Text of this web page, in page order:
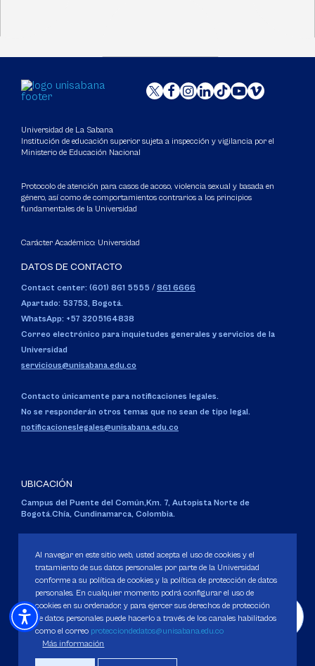
Universidad de La Sabana
Institución de educación superior sujeta a inspección y vigilancia por el
Ministerio de Educación Nacional
Protocolo de atención para casos de acoso, violencia sexual y basada en
género, así como de comportamientos contrarios a los principios
fundamentales de la Universidad
Carácter Académico: Universidad
DATOS DE CONTACTO
Contact center: (601) 861 5555 / 861 6666
Apartado: 53753, Bogotá.
WhatsApp: +57 3205164838
Correo electrónico para inquietudes generales y servicios de la
Universidad
servicious@unisabana.edu.co
Contacto únicamente para notificaciones legales.
No se responderán otros temas que no sean de tipo legal.
notificacioneslegales@unisabana.edu.co
UBICACIÓN
Campus del Puente del Común,Km. 7, Autopista Norte de
Bogotá.Chía, Cundinamarca, Colombia.
Personería Jurídica:Resolución 130 del 14 de enero de 1980.
Ministerio de Educación Nacional.
Política de Protección de datos
Al navegar en este sitio web, usted acepta el uso de cookies y el
tratamiento de sus datos personales por parte de la Universidad
conforme a su política de cookies y la política de protección de datos
personales. En cualquier momento podrá configurar el uso de
cookies en su ordenador, y para ejercer sus derechos de protección
de datos personales puede hacerlo a través de los canales habilitados
como el correo protecciondedatos@unisabana.edu.co
Más información